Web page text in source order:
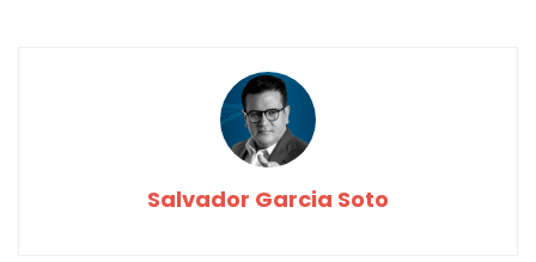
Salvador Garcia Soto